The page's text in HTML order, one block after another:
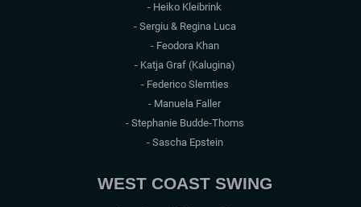
- Heiko Kleibrink
- Sergiu & Regina Luca
- Feodora Khan
- Katja Graf (Kalugina)
- Federico Slemties
- Manuela Faller
- Stephanie Budde-Thoms
- Sascha Epstein
WEST COAST SWING